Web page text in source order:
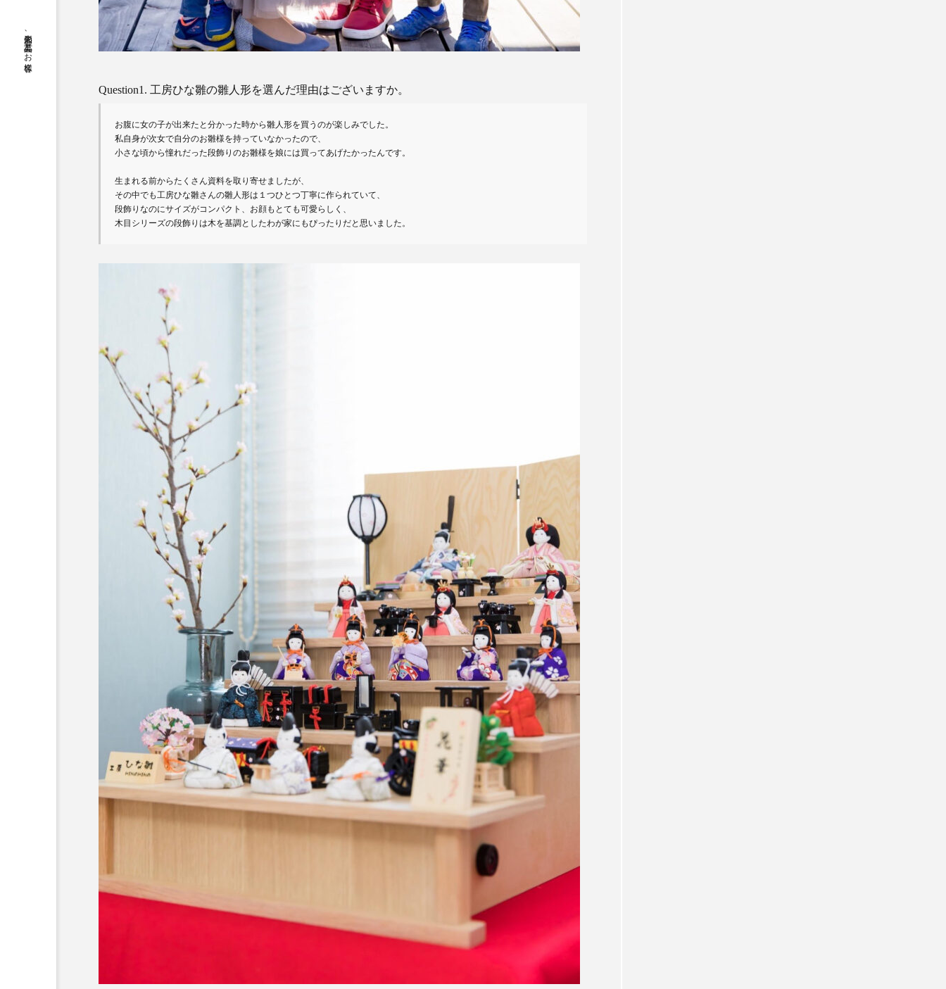
節句人形、工芸品とお客様
Question1. 工房ひな雛の雛人形を選んだ理由はございますか。
お腹に女の子が出来たと分かった時から雛人形を買うのが楽しみでした。
私自身が次女で自分のお雛様を持っていなかったので、
小さな頃から憧れだった段飾りのお雛様を娘には買ってあげたかったんです。
生まれる前からたくさん資料を取り寄せましたが、
その中でも工房ひな雛さんの雛人形は１つひとつ丁寧に作られていて、
段飾りなのにサイズがコンパクト、お顔もとても可愛らしく、
木目シリーズの段飾りは木を基調としたわが家にもぴったりだと思いました。